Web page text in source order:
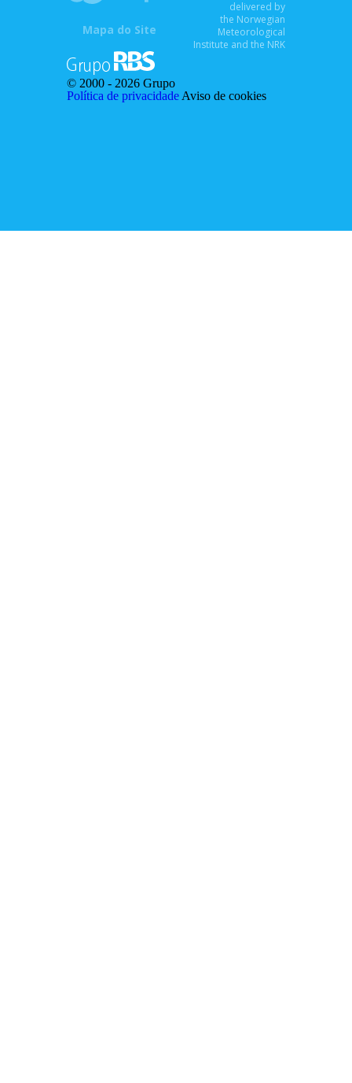
Mapa do Site
delivered by
the Norwegian
Meteorological
Institute and the NRK
© 2000 - 2026 Grupo
Política de privacidade Aviso de cookies